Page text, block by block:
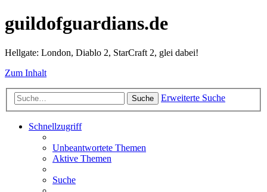
guildofguardians.de
Hellgate: London, Diablo 2, StarCraft 2, glei dabei!
Zum Inhalt
Suche Erweiterte Suche
Schnellzugriff
Unbeantwortete Themen
Aktive Themen
Suche